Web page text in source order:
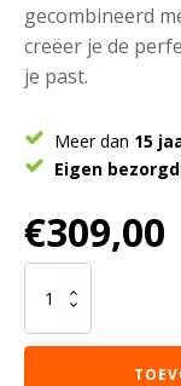
gecombineerd
creëer je de
je past.
Meer dan 15
Eigen
€309,00
Eetkamerbank
Modula
-